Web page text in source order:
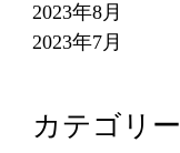
2023年8月
2023年7月
カテゴリー